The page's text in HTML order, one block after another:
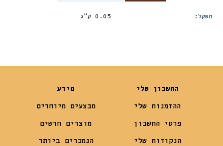
משקל 0.05 ק"ג
החשבון שלי
ההזמנות שלי
פרטי החשבון
הנקודות שלי
מידע
מבצעים מיוחדים
מוצרים חדשים
הנמכרים ביותר